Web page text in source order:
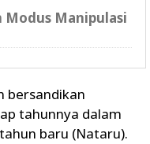
Modus Manipulasi
bersandikan
tahunnya dalam
baru (Nataru).